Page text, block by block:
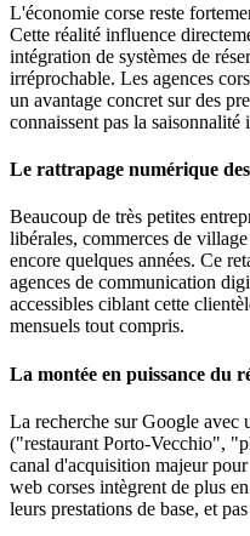
L'économie corse reste
Cette réalité influence
intégration de systèmes de
irréprochable. Les agences
un avantage concret sur des
connaissent pas la saisonnalité
Le rattrapage numérique
Beaucoup de très petites
libérales, commerces de
encore quelques années. Ce
agences de communication
accessibles ciblant cette
mensuels tout compris.
La montée en puissance du
La recherche sur Google avec
("restaurant Porto-Vecchio",
canal d'acquisition majeur
web corses intègrent de plus
leurs prestations de base, et